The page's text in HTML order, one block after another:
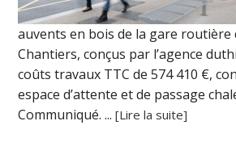
auvents en bois de la gare routière
Chantiers, conçus par l’agence
coûts travaux TTC de 574 410 €,
espace d’attente et de passage
Communiqué. ...[Lire la suite]